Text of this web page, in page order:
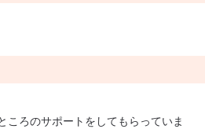
ころのサポートをしてもらっていま